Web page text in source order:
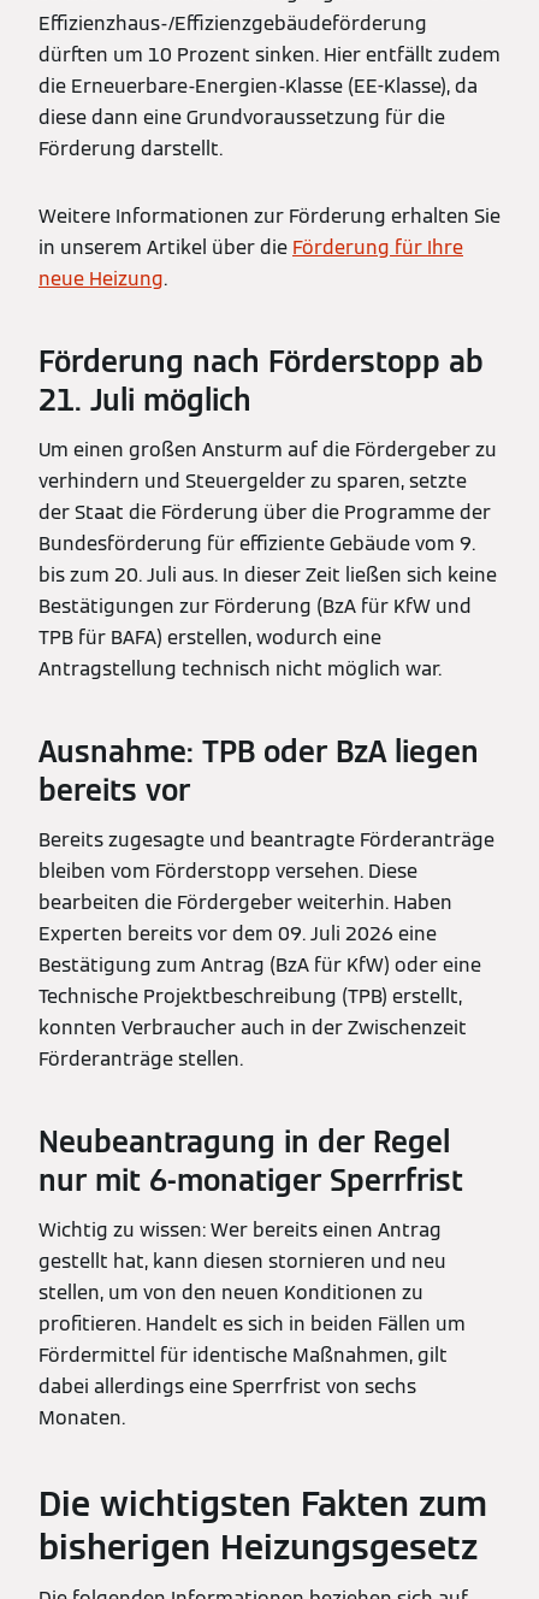
Effizienzhaus-/Effizienzgebäudeförderung
dürften um 10 Prozent sinken. Hier entfällt zudem
die Erneuerbare-Energien-Klasse (EE-Klasse), da
diese dann eine Grundvoraussetzung für die
Förderung darstellt.
Weitere Informationen zur Förderung erhalten Sie
in unserem Artikel über die Förderung für Ihre
neue Heizung.
Förderung nach Förderstopp ab
21. Juli möglich
Um einen großen Ansturm auf die Fördergeber zu
verhindern und Steuergelder zu sparen, setzte
der Staat die Förderung über die Programme der
Bundesförderung für effiziente Gebäude vom 9.
bis zum 20. Juli aus. In dieser Zeit ließen sich keine
Bestätigungen zur Förderung (BzA für KfW und
TPB für BAFA) erstellen, wodurch eine
Antragstellung technisch nicht möglich war.
Ausnahme: TPB oder BzA liegen
bereits vor
Bereits zugesagte und beantragte Förderanträge
bleiben vom Förderstopp versehen. Diese
bearbeiten die Fördergeber weiterhin. Haben
Experten bereits vor dem 09. Juli 2026 eine
Bestätigung zum Antrag (BzA für KfW) oder eine
Technische Projektbeschreibung (TPB) erstellt,
konnten Verbraucher auch in der Zwischenzeit
Förderanträge stellen.
Neubeantragung in der Regel
nur mit 6-monatiger Sperrfrist
Wichtig zu wissen: Wer bereits einen Antrag
gestellt hat, kann diesen stornieren und neu
stellen, um von den neuen Konditionen zu
profitieren. Handelt es sich in beiden Fällen um
Fördermittel für identische Maßnahmen, gilt
dabei allerdings eine Sperrfrist von sechs
Monaten.
Die wichtigsten Fakten zum
bisherigen Heizungsgesetz